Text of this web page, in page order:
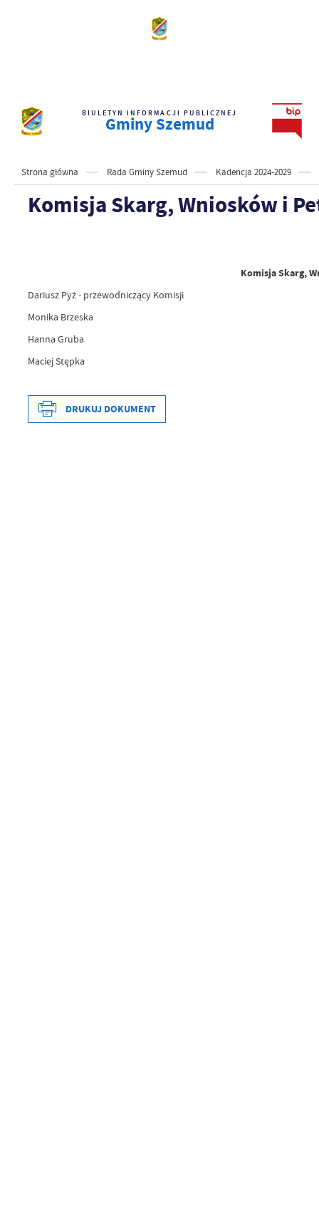
BIULETYN INFORMACJI PUBLICZNEJ
Gminy Szemud
Strona główna Rada Gminy Szemud Kadencja 2024-2029
Komisja Skarg, Wniosków i
Komisja Skarg,
Dariusz Pyż - przewodniczący Komisji
Monika Brzeska
Hanna Gruba
Maciej Stępka
Data wytworzenia
DRUKUJ DOKUMENT